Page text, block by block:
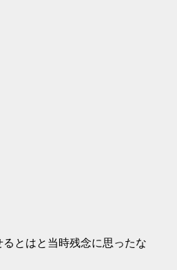
とはと当時残念に思ったな